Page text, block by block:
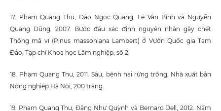
17. Phạm Quang Thu, Đào Ngọc Quang, Lê Văn Bình và Nguyễn
Quang Dũng, 2007. Bước đầu xác định nguyên nhân gây chết
Thông mã vĩ (Pinus massoniana Lambert) ở Vườn Quốc gia Tam
Đảo, Tạp chí Khoa học Lâm nghiệp, số 2.
18. Phạm Quang Thu, 2011. Sâu, bệnh hại rừng trồng, Nhà xuất bản
Nông nghiệp Hà Nội, 200 trang.
19. Phạm Quang Thu, Đặng Như Quỳnh và Bernard Dell, 2012. Nấm